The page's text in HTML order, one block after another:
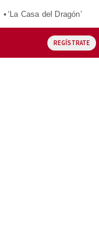
‘La Casa del Dragón’
REGÍSTRATE